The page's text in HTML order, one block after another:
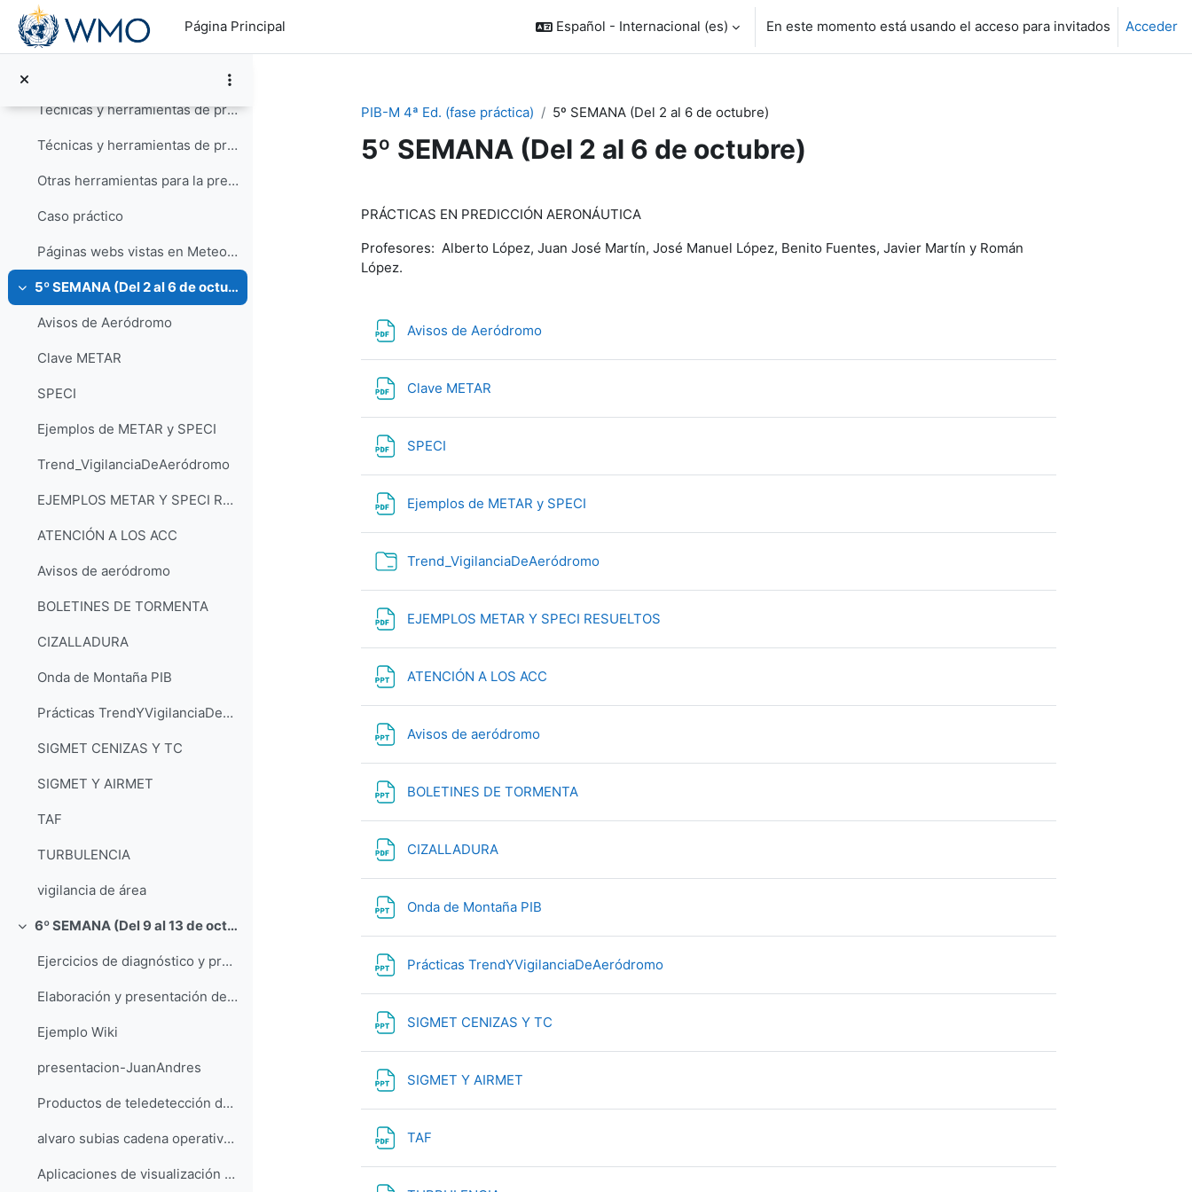
Salta al contenido principal
Página Principal
Español - Internacional ‎(es)‎ En este momento está usando el acceso para invitados Acceder
Técnicas y herramientas de predicción a medio plazo
Técnicas y herramientas de predicción a corto plazo
Técnicas y herramientas de predicción a muy corto plazo, nowcasting y vigilancia
Otras herramientas para la predicción
Caso práctico
Páginas webs vistas en Meteorología Tropical JJGA
Colapsar 5º SEMANA (Del 2 al 6 de octubre)
Avisos de Aeródromo
Clave METAR
SPECI
Ejemplos de METAR y SPECI
Trend_VigilanciaDeAeródromo
EJEMPLOS METAR Y SPECI RESUELTOS
ATENCIÓN A LOS ACC
Avisos de aeródromo
BOLETINES DE TORMENTA
CIZALLADURA
Onda de Montaña PIB
Prácticas TrendYVigilanciaDeAeródromo
SIGMET CENIZAS Y TC
SIGMET Y AIRMET
TAF
TURBULENCIA
vigilancia de área
Colapsar 6º SEMANA (Del 9 al 13 de octubre)
Ejercicios de diagnóstico y predicción operativa
Elaboración y presentación de informes de casos de estudio
Ejemplo Wiki
presentacion-JuanAndres
Productos de teledetección del ATAP
alvaro subias cadena operativa modelos
Aplicaciones de visualización PIB-M
PIB-M 4ª Ed. (fase práctica) 5º SEMANA (Del 2 al 6 de octubre)
5º SEMANA (Del 2 al 6 de octubre)
Perfilado de sección
PRÁCTICAS EN PREDICCIÓN AERONÁUTICA
Profesores: Alberto López, Juan José Martín, José Manuel López, Benito Fuentes, Javier Martín y Román
López.
Avisos de Aeródromo
Clave METAR
SPECI
Ejemplos de METAR y SPECI
Trend_VigilanciaDeAeródromoCarpeta
EJEMPLOS METAR Y SPECI RESUELTOS
ATENCIÓN A LOS ACC
Avisos de aeródromo
BOLETINES DE TORMENTA
CIZALLADURA
Onda de Montaña PIB
Prácticas TrendYVigilanciaDeAeródromo
SIGMET CENIZAS Y TC
SIGMET Y AIRMET
TAF